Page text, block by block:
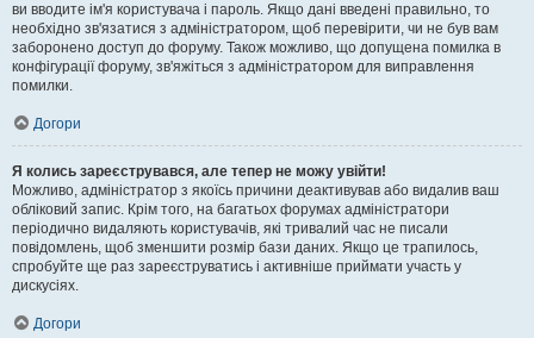
ви вводите ім'я користувача і пароль. Якщо дані введені правильно, то
необхідно зв'язатися з адміністратором, щоб перевірити, чи не був вам
заборонено доступ до форуму. Також можливо, що допущена помилка в
конфігурації форуму, зв'яжіться з адміністратором для виправлення
помилки.
Догори
Я колись зареєструвався, але тепер не можу увійти!
Можливо, адміністратор з якоїсь причини деактивував або видалив ваш
обліковий запис. Крім того, на багатьох форумах адміністратори
періодично видаляють користувачів, які тривалий час не писали
повідомлень, щоб зменшити розмір бази даних. Якщо це трапилось,
спробуйте ще раз зареєструватись і активніше приймати участь у
дискусіях.
Догори